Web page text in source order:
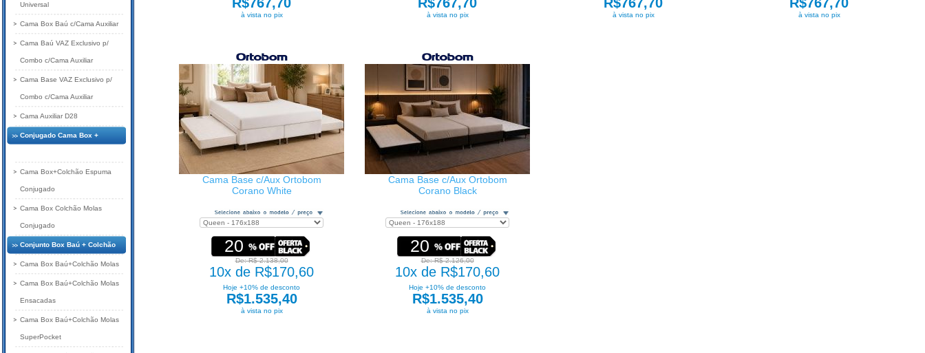
à vista no pix à vista no pix à vista no pix à vista no pix
Cama Base c/Aux Ortobom
Corano White
20
De: R$ 2.138,00
10x de R$170,60
Hoje +10% de desconto
R$1.535,40
à vista no pix
Cama Base c/Aux Ortobom
Corano Black
20
De: R$ 2.126,00
10x de R$170,60
Hoje +10% de desconto
R$1.535,40
à vista no pix
Universal
Cama Box Baú c/Cama Auxiliar
Cama Baú VAZ Exclusivo p/
Combo c/Cama Auxiliar
Cama Base VAZ Exclusivo p/
Combo c/Cama Auxiliar
Cama Auxiliar D28
Conjugado Cama Box +
Cama Box+Colchão Espuma
Conjugado
Cama Box Colchão Molas
Conjugado
Conjunto Box Baú + Colchão
Cama Box Baú+Colchão Molas
Cama Box Baú+Colchão Molas
Ensacadas
Cama Box Baú+Colchão Molas
SuperPocket